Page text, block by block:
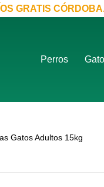
GRATIS
Perros
Gatos Adultos 15kg